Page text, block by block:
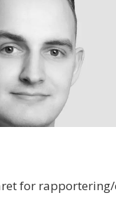
for